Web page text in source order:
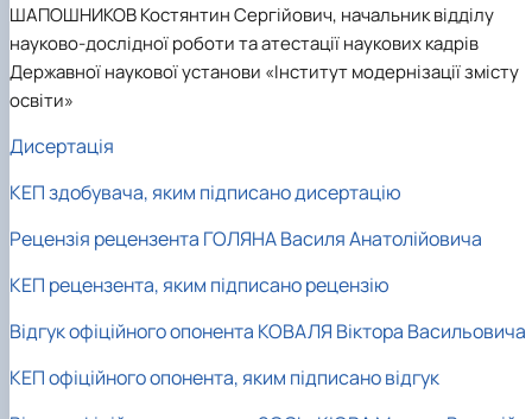
ШАПОШНИКОВ Костянтин Сергійович, начальник відділу
науково-дослідної роботи та атестації наукових кадрів
Державної наукової установи «Інститут модернізації змісту
освіти»
Дисертація
КЕП здобувача, яким підписано дисертацію
Рецензія рецензента ГОЛЯНА Василя Анатолійовича
КЕП рецензента, яким підписано рецензію
Відгук офіційного опонента КОВАЛЯ Віктора Васильовича
КЕП офіційного опонента, яким підписано відгук